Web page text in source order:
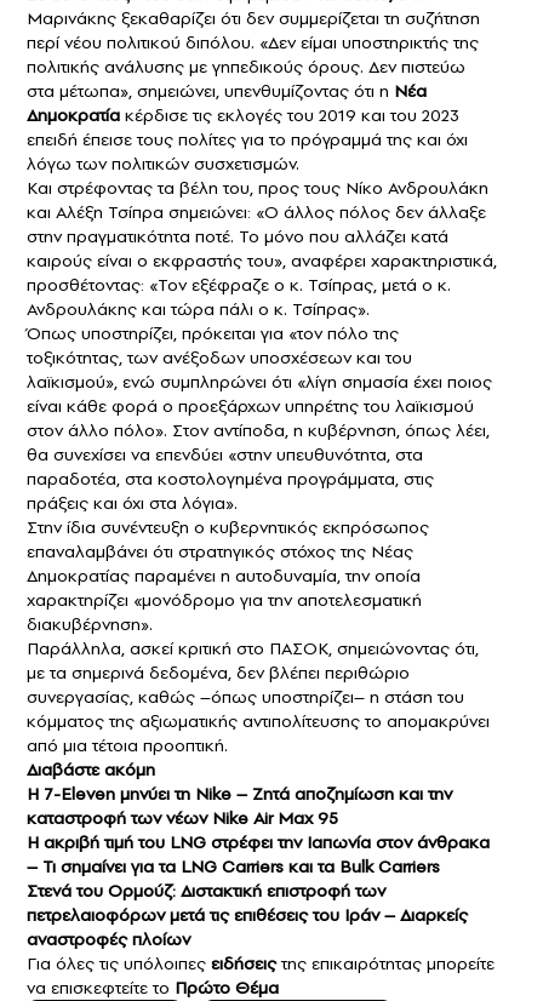
Μαρινάκης ξεκαθαρίζει ότι δεν συμμερίζεται τη συζήτηση
περί νέου πολιτικού διπόλου. «Δεν είμαι υποστηρικτής της
πολιτικής ανάλυσης με γηπεδικούς όρους. Δεν πιστεύω
στα μέτωπα», σημειώνει, υπενθυμίζοντας ότι η Νέα
Δημοκρατία κέρδισε τις εκλογές του 2019 και του 2023
επειδή έπεισε τους πολίτες για το πρόγραμμά της και όχι
λόγω των πολιτικών συσχετισμών.
Kαι στρέφοντας τα βέλη του, προς τους Νίκο Ανδρουλάκη
και Αλέξη Τσίπρα σημειώνει: «Ο άλλος πόλος δεν άλλαξε
στην πραγματικότητα ποτέ. Το μόνο που αλλάζει κατά
καιρούς είναι ο εκφραστής του», αναφέρει χαρακτηριστικά,
προσθέτοντας: «Τον εξέφραζε ο κ. Τσίπρας, μετά ο κ.
Ανδρουλάκης και τώρα πάλι ο κ. Τσίπρας».
Όπως υποστηρίζει, πρόκειται για «τον πόλο της
τοξικότητας, των ανέξοδων υποσχέσεων και του
λαϊκισμού», ενώ συμπληρώνει ότι «λίγη σημασία έχει ποιος
είναι κάθε φορά ο προεξάρχων υπηρέτης του λαϊκισμού
στον άλλο πόλο». Στον αντίποδα, η κυβέρνηση, όπως λέει,
θα συνεχίσει να επενδύει «στην υπευθυνότητα, στα
παραδοτέα, στα κοστολογημένα προγράμματα, στις
πράξεις και όχι στα λόγια».
Στην ίδια συνέντευξη ο κυβερνητικός εκπρόσωπος
επαναλαμβάνει ότι στρατηγικός στόχος της Νέας
Δημοκρατίας παραμένει η αυτοδυναμία, την οποία
χαρακτηρίζει «μονόδρομο για την αποτελεσματική
διακυβέρνηση».
Παράλληλα, ασκεί κριτική στο ΠΑΣΟΚ, σημειώνοντας ότι,
με τα σημερινά δεδομένα, δεν βλέπει περιθώριο
συνεργασίας, καθώς –όπως υποστηρίζει– η στάση του
κόμματος της αξιωματικής αντιπολίτευσης το απομακρύνει
από μια τέτοια προοπτική.
Διαβάστε ακόμη
Η 7-Eleven μηνύει τη Nike – Ζητά αποζημίωση και την
καταστροφή των νέων Nike Air Max 95
Η ακριβή τιμή του LNG στρέφει την Ιαπωνία στον άνθρακα
– Τι σημαίνει για τα LNG Carriers και τα Bulk Carriers
Στενά του Ορμούζ: Διστακτική επιστροφή των
πετρελαιοφόρων μετά τις επιθέσεις του Ιράν – Διαρκείς
αναστροφές πλοίων
Για όλες τις υπόλοιπες ειδήσειςτης επικαιρότητας μπορείτε
να επισκεφτείτε το Πρώτο Θέμα